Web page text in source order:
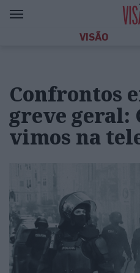
VISÃO
Confrontos
greve geral:
vimos na